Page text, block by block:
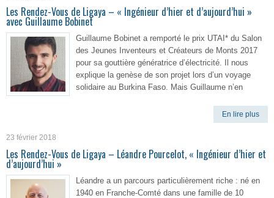
Les Rendez-Vous de Ligaya – « Ingénieur d’hier et d’aujourd’hui »
avec Guillaume Bobinet
Guillaume Bobinet a remporté le prix UTAI* du Salon
des Jeunes Inventeurs et Créateurs de Monts 2017
pour sa gouttière génératrice d’électricité. Il nous
explique la genèse de son projet lors d’un voyage
solidaire au Burkina Faso. Mais Guillaume n’en
En lire plus
23 février 2018
Les Rendez-Vous de Ligaya – Léandre Pourcelot, « Ingénieur d’hier et
d’aujourd’hui »
Léandre a un parcours particulièrement riche : né en
1940 en Franche-Comté dans une famille de 10